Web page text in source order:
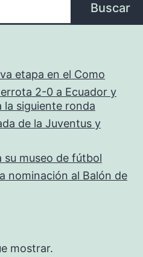
Buscar
etapa en el Como
2-0 a Ecuador y
la siguiente ronda
de la Juventus y
su museo de fútbol
nominación al Balón de
mostrar.